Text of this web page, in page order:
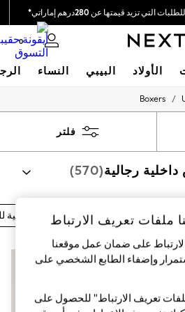
تزيد قيمتها عن 280درهم إماراتي*
بدفع جميع الرسوم 0
الأولاد البيبي النساء
/
Boxers
فلتر
رجالية(570)
حزم متعددة ملابس داخلية كلاسيكيةملفات تعريف الارتباط
على ضمان عمل موقعنا
وإضفاء الطابع الشخصي على
تعريف الارتباط" للحصول على